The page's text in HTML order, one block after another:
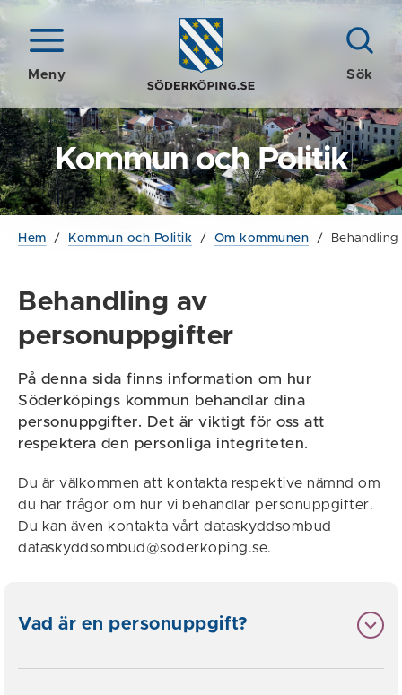
Meny Sök
Kommun och Politik
Hem / Kommun och Politik / Om kommunen /
Behandling av
personuppgifter
På denna sida finns information om hur
Söderköpings kommun behandlar dina
personuppgifter. Det är viktigt för oss att
respektera den personliga integriteten.
Du är välkommen att kontakta respektive nämnd om
du har frågor om hur vi behandlar personuppgifter.
Du kan även kontakta vårt dataskyddsombud
dataskyddsombud@soderkoping.se.
Vad är en personuppgift?